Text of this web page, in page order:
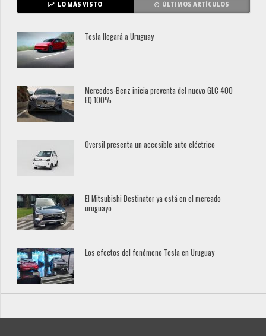
LO MÁS VISTO ÚLTIMOS ARTÍCULOS
Tesla llegará a Uruguay
Mercedes-Benz inicia preventa del nuevo GLC 400
EQ 100%
Oversil presenta un accesible auto eléctrico
El Mitsubishi Destinator ya está en el mercado
uruguayo
Los efectos del fenómeno Tesla en Uruguay